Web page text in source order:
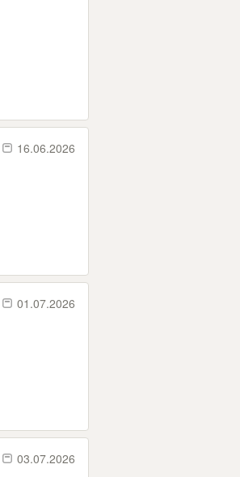
16.06.2026
01.07.2026
03.07.2026